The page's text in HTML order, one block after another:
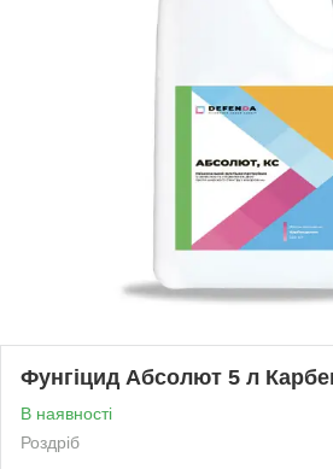
Фунгіцид Абсолют 5 л
В наявності
Роздріб